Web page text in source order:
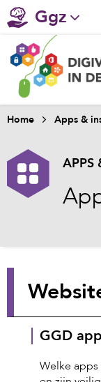
Ggz
Welzijn
Home Apps &
APPS
GGD
Welke